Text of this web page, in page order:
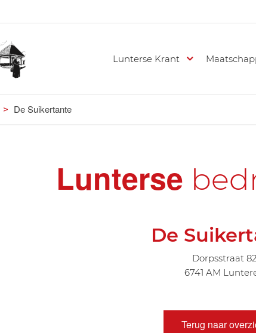
Lunterse Krant
> De Suikertante
Lunterse
De
Dorpsstraat 82
6741 AM
Terug naar